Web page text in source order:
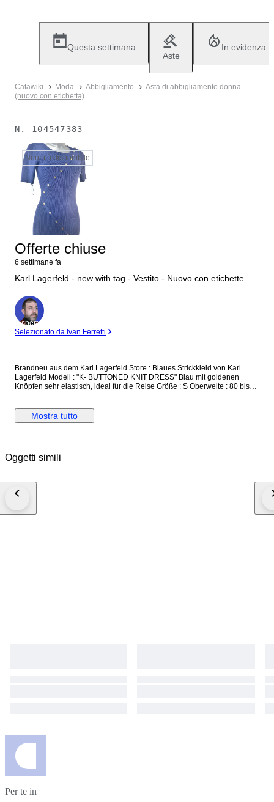
Questa settimana
Aste
In evidenza
Catawiki Moda Abbigliamento
Asta di abbigliamento donna
(nuovo con etichetta)
N. 104547383
Non più disponibile
Offerte chiuse
6 settimane fa
Karl Lagerfeld - new with tag - Vestito - Nuovo con etichette
Esperto
Selezionato da Ivan Ferretti
Brandneu aus dem Karl Lagerfeld Store : Blaues Strickkleid von Karl
Lagerfeld Modell : "K- BUTTONED KNIT DRESS" Blau mit goldenen
Knöpfen sehr elastisch, ideal für die Reise Größe : S Oberweite : 80 bis
österreichischen Post
Mostra tutto
Oggetti simili
Per te in